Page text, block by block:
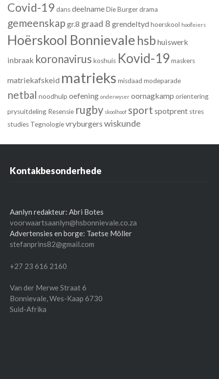
Covid-19 dansdeelnameDie Burgerdrama
gemeenskap gr.8 graad 8 grendeltyd hoerskool hoofleiers
Hoërskool Bonnievale hsb huiswerk
inbraak koronavirus koshuis Kovid-19maskers
matriekafskeid matrieks misdaad modeparade
netbal noodhulp oefening onderwyser oornagkamp orientering
prysuitdeling Resensie rugby skoolhoof sport spotprent stres
studies Tegnologievryburgers wiskunde
Kontakbesonderhede
Aanlyn redakteur: Abri Botes
voorwaartsaanlyn@hsbonnievale.co.za
Advertensies en borge: Taetse Möller
stefanprins82@gmail.com
+27 23 616 2160
Van der Merwe Straat 6
Bonnievale,Wes-Kaap 6730
Suid-Afrika